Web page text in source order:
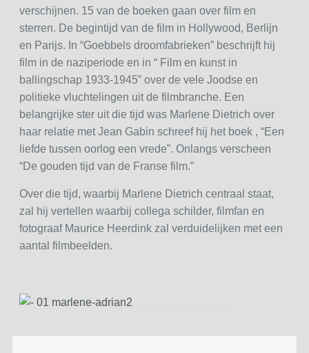
verschijnen. 15 van de boeken gaan over film en
sterren. De begintijd van de film in Hollywood, Berlijn
en Parijs. In “Goebbels droomfabrieken” beschrijft hij
film in de naziperiode en in “ Film en kunst in
ballingschap 1933-1945” over de vele Joodse en
politieke vluchtelingen uit de filmbranche. Een
belangrijke ster uit die tijd was Marlene Dietrich over
haar relatie met Jean Gabin schreef hij het boek , “Een
liefde tussen oorlog een vrede”. Onlangs verscheen
“De gouden tijd van de Franse film.”
Over die tijd, waarbij Marlene Dietrich centraal staat,
zal hij vertellen waarbij collega schilder, filmfan en
fotograaf Maurice Heerdink zal verduidelijken met een
aantal filmbeelden.